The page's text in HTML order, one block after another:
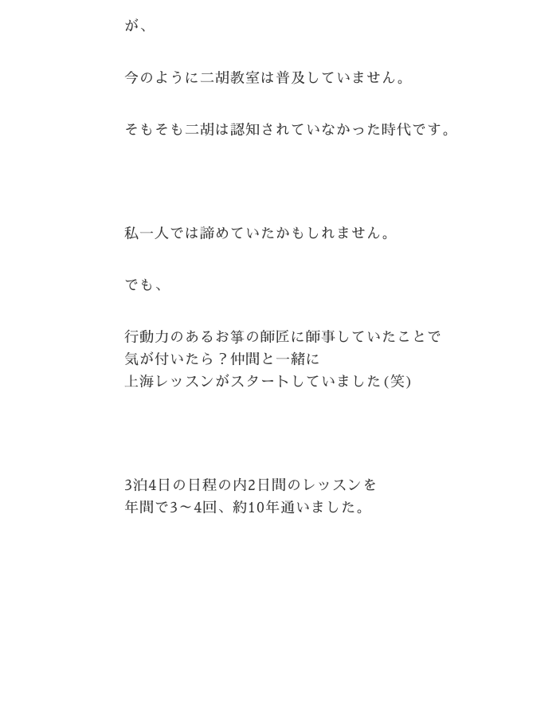
が、
今のように二胡教室は普及していません。
そもそも二胡は認知されていなかった時代です。
私一人では諦めていたかもしれません。
でも、
行動力のあるお箏の師匠に師事していたことで
気が付いたら？仲間と一緒に
上海レッスンがスタートしていました(笑)
3泊4日の日程の内2日間のレッスンを
年間で3～4回、約10年通いました。